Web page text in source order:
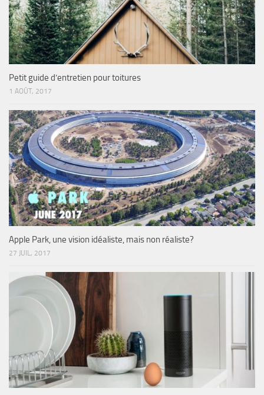
Petit guide d’entretien pour toitures
1 AOÛT, 2017
Apple Park, une vision idéaliste, mais non réaliste?
27 JUIL, 2017